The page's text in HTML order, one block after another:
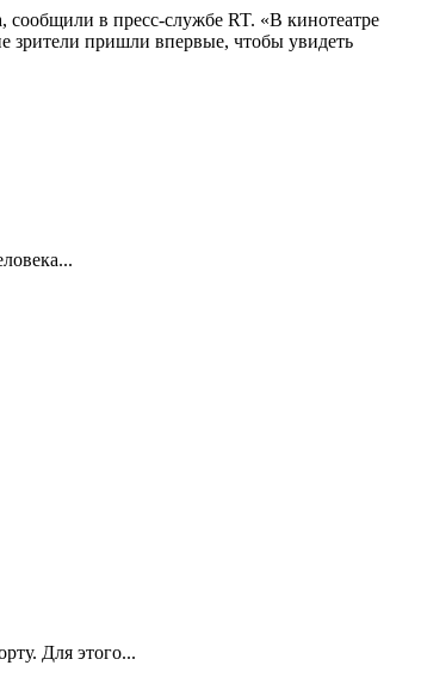
сообщили в пресс-службе RT. «В кинотеатре
зрители пришли впервые, чтобы увидеть
Для этого...